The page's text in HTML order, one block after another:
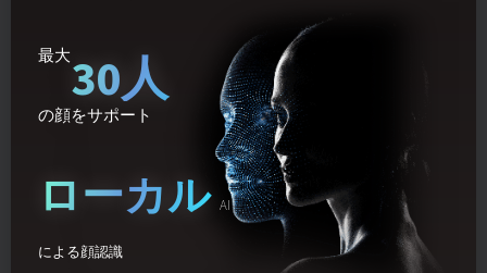
最大30人
の顔をサポート
ローカル AI
による顔認識